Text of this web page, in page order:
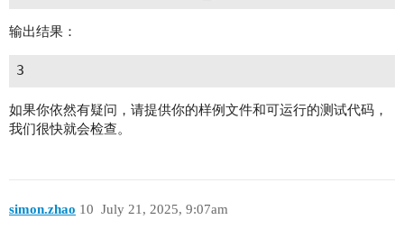
输出结果：
如果你依然有疑问，请提供你的样例文件和可运行的测试代码，
我们很快就会检查。
simon.zhao July 21, 2025, 9:07am
10